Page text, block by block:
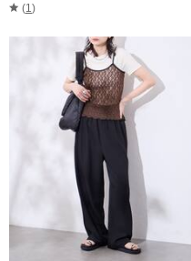
(1)